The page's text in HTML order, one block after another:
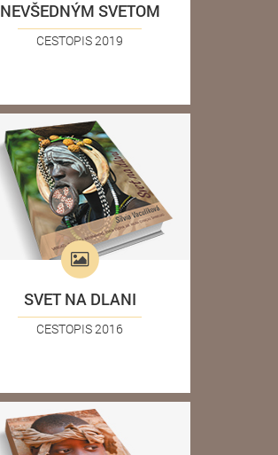
NEVŠEDNÝM SVETOM
CESTOPIS 2019
SVET NA DLANI
CESTOPIS 2016